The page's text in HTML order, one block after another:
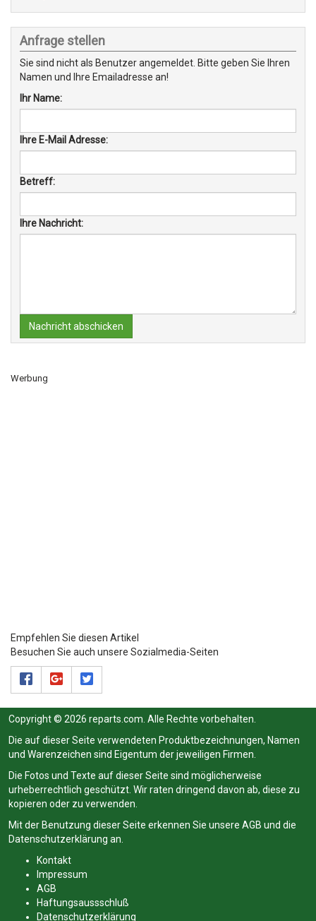
Anfrage stellen
Sie sind nicht als Benutzer angemeldet. Bitte geben Sie Ihren
Namen und Ihre Emailadresse an!
Ihr Name:
Ihre E-Mail Adresse:
Betreff:
Ihre Nachricht:
Nachricht abschicken
Werbung
Empfehlen Sie diesen Artikel
Besuchen Sie auch unsere Sozialmedia-Seiten
Copyright © 2026 reparts.com. Alle Rechte vorbehalten.
Die auf dieser Seite verwendeten Produktbezeichnungen, Namen
und Warenzeichen sind Eigentum der jeweiligen Firmen.
Die Fotos und Texte auf dieser Seite sind möglicherweise
urheberrechtlich geschützt. Wir raten dringend davon ab, diese zu
kopieren oder zu verwenden.
Mit der Benutzung dieser Seite erkennen Sie unsere AGB und die
Datenschutzerklärung an.
Kontakt
Impressum
AGB
Haftungsaussschluß
Datenschutzerklärung